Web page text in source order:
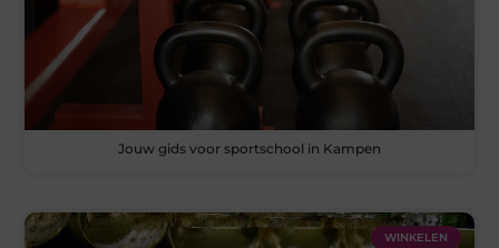
Jouw gids voor sportschool in Kampen
WINKELEN